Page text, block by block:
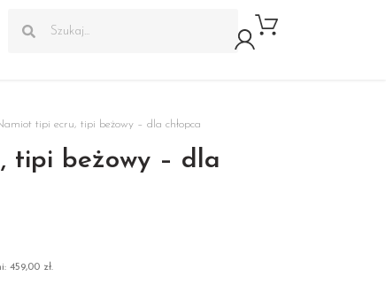
tipi ecru, tipi beżowy – dla chłopca
tipi beżowy – dla
459,00 zł.